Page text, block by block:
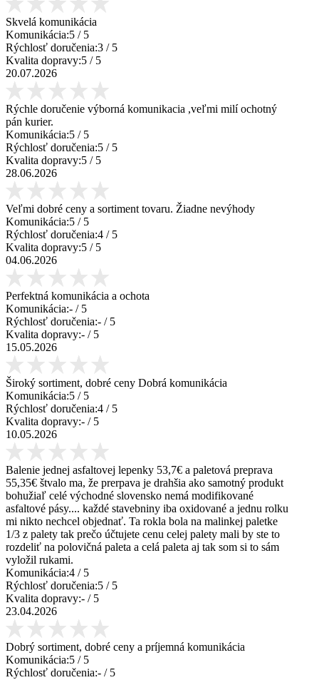
Skvelá komunikácia
Komunikácia:5 / 5
Rýchlosť doručenia:3 / 5
Kvalita dopravy:5 / 5
20.07.2026
Rýchle doručenie výborná komunikacia ,veľmi milí ochotný
pán kurier.
Komunikácia:5 / 5
Rýchlosť doručenia:5 / 5
Kvalita dopravy:5 / 5
28.06.2026
Veľmi dobré ceny a sortiment tovaru. Žiadne nevýhody
Komunikácia:5 / 5
Rýchlosť doručenia:4 / 5
Kvalita dopravy:5 / 5
04.06.2026
Perfektná komunikácia a ochota
Komunikácia:- / 5
Rýchlosť doručenia:- / 5
Kvalita dopravy:- / 5
15.05.2026
Široký sortiment, dobré ceny Dobrá komunikácia
Komunikácia:5 / 5
Rýchlosť doručenia:4 / 5
Kvalita dopravy:- / 5
10.05.2026
Balenie jednej asfaltovej lepenky 53,7€ a paletová preprava
55,35€ štvalo ma, že prerpava je drahšia ako samotný produkt
bohužiaľ celé východné slovensko nemá modifikované
asfaltové pásy.... každé stavebniny iba oxidované a jednu rolku
mi nikto nechcel objednať. Ta rokla bola na malinkej paletke
1/3 z palety tak prečo účtujete cenu celej palety mali by ste to
rozdeliť na polovičná paleta a celá paleta aj tak som si to sám
vyložil rukami.
Komunikácia:4 / 5
Rýchlosť doručenia:5 / 5
Kvalita dopravy:- / 5
23.04.2026
Dobrý sortiment, dobré ceny a príjemná komunikácia
Komunikácia:5 / 5
Rýchlosť doručenia:- / 5